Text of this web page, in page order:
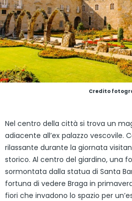
Credito
Nel centro della città si trova un
adiacente all’ex palazzo vescovile.
rilassante durante la giornata
storico. Al centro del giardino, una
sormontata dalla statua di Santa
fortuna di vedere Braga in
fiori che invadono lo spazio per